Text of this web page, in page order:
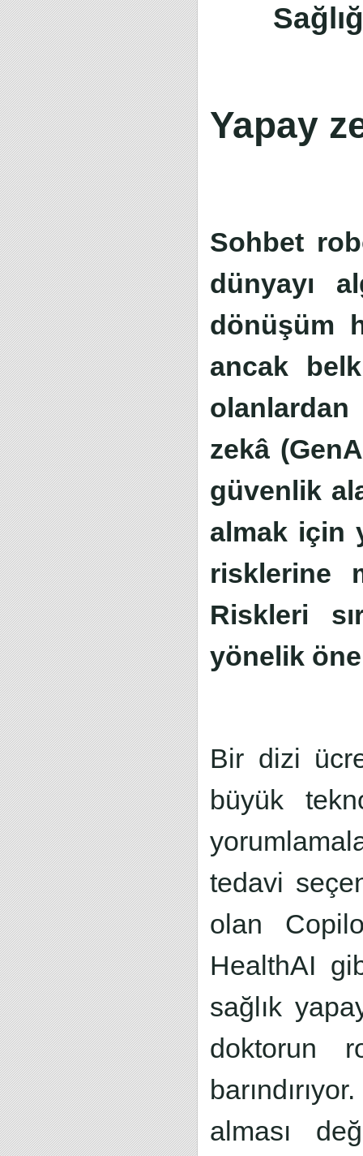
Yapay
Sohbet
dünyayı
dönüşüm
ancak
zekâ
güvenlik
almak için
risklerine
Riskleri
yönelik
Bir dizi
büyük
tedavi
olan
HealthAI
sağlık
doktorun
alması